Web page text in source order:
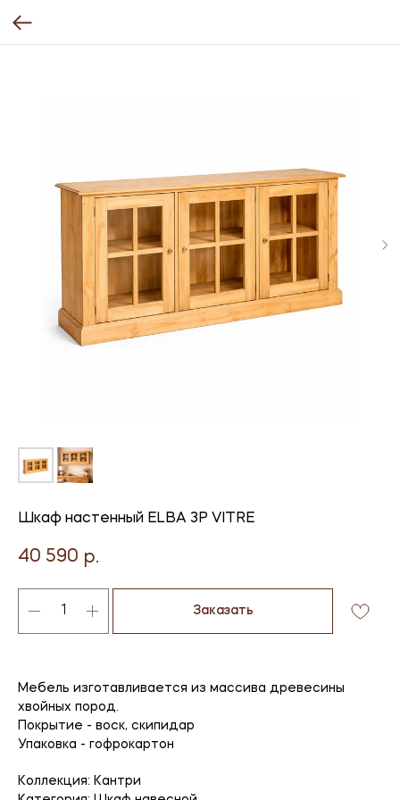
Шкаф настенный ELBA 3P VITRE
40 590 р.
Заказать
Мебель изготавливается из массива древесины
хвойных пород.
Покрытие - воск, скипидар
Упаковка - гофрокартон
Коллекция: Кантри